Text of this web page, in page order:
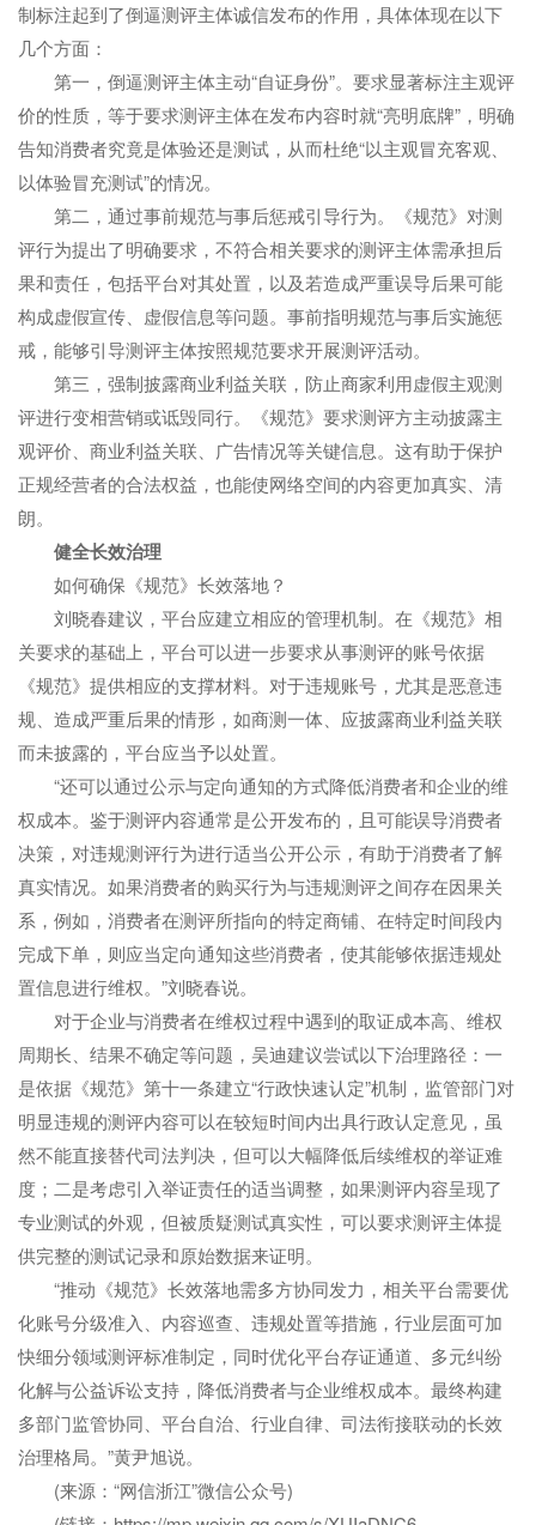
制标注起到了倒逼测评主体诚信发布的作用，具体体现在以下
几个方面：
第一，倒逼测评主体主动“自证身份”。要求显著标注主观评
价的性质，等于要求测评主体在发布内容时就“亮明底牌”，明确
告知消费者究竟是体验还是测试，从而杜绝“以主观冒充客观、
以体验冒充测试”的情况。
第二，通过事前规范与事后惩戒引导行为。《规范》对测
评行为提出了明确要求，不符合相关要求的测评主体需承担后
果和责任，包括平台对其处置，以及若造成严重误导后果可能
构成虚假宣传、虚假信息等问题。事前指明规范与事后实施惩
戒，能够引导测评主体按照规范要求开展测评活动。
第三，强制披露商业利益关联，防止商家利用虚假主观测
评进行变相营销或诋毁同行。《规范》要求测评方主动披露主
观评价、商业利益关联、广告情况等关键信息。这有助于保护
正规经营者的合法权益，也能使网络空间的内容更加真实、清
朗。
健全长效治理
如何确保《规范》长效落地？
刘晓春建议，平台应建立相应的管理机制。在《规范》相
关要求的基础上，平台可以进一步要求从事测评的账号依据
《规范》提供相应的支撑材料。对于违规账号，尤其是恶意违
规、造成严重后果的情形，如商测一体、应披露商业利益关联
而未披露的，平台应当予以处置。
“还可以通过公示与定向通知的方式降低消费者和企业的维
权成本。鉴于测评内容通常是公开发布的，且可能误导消费者
决策，对违规测评行为进行适当公开公示，有助于消费者了解
真实情况。如果消费者的购买行为与违规测评之间存在因果关
系，例如，消费者在测评所指向的特定商铺、在特定时间段内
完成下单，则应当定向通知这些消费者，使其能够依据违规处
置信息进行维权。”刘晓春说。
对于企业与消费者在维权过程中遇到的取证成本高、维权
周期长、结果不确定等问题，吴迪建议尝试以下治理路径：一
是依据《规范》第十一条建立“行政快速认定”机制，监管部门对
明显违规的测评内容可以在较短时间内出具行政认定意见，虽
然不能直接替代司法判决，但可以大幅降低后续维权的举证难
度；二是考虑引入举证责任的适当调整，如果测评内容呈现了
专业测试的外观，但被质疑测试真实性，可以要求测评主体提
供完整的测试记录和原始数据来证明。
“推动《规范》长效落地需多方协同发力，相关平台需要优
化账号分级准入、内容巡查、违规处置等措施，行业层面可加
快细分领域测评标准制定，同时优化平台存证通道、多元纠纷
化解与公益诉讼支持，降低消费者与企业维权成本。最终构建
多部门监管协同、平台自治、行业自律、司法衔接联动的长效
治理格局。”黄尹旭说。
(来源：“网信浙江”微信公众号)